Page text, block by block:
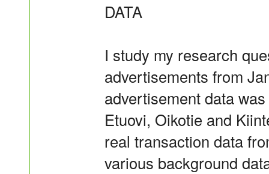
DATA
I study my research
advertisements from
advertisement data
Etuovi, Oikotie and
real transaction data
various background